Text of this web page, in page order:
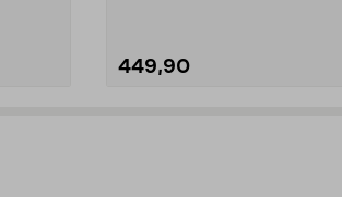
449,90